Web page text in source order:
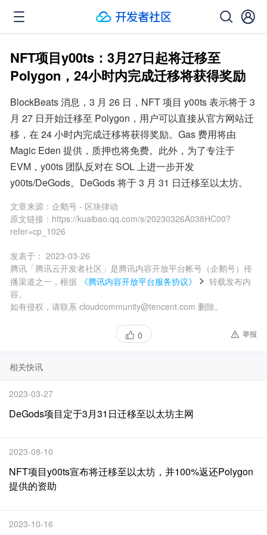
NFT项目y00ts：3月27日起将迁移至
Polygon，24小时内完成迁移将获得奖励
BlockBeats 消息，3 月 26 日，NFT 项目 y00ts 表示将于 3
月 27 日开始迁移至 Polygon，用户可以直接从官方网站迁
移，在 24 小时内完成迁移将获得奖励。Gas 费用将由
Magic Eden 提供，质押也将免费。此外，为了专注于
EVM，y00ts 团队反对在 SOL 上进一步开发
y00ts/DeGods。DeGods 将于 3 月 31 日迁移至以太坊。
文章来源： 企鹅号 - 区块律动
原文链接： https://kuaibao.qq.com/s/20230326A038HC00?
refer=cp_1026
发表于： 2023-03-26
腾讯「腾讯云开发者社区」是腾讯内容开放平台帐号（企鹅号）传
播渠道之一，根据
《腾讯内容开放平台服务协议》
转载发布内
容。
如有侵权，请联系 cloudcommunity@tencent.com 删除。
0 举报
相关快讯
2023-03-27
DeGods项目定于3月31日迁移至以太坊主网
2023-08-10
NFT项目y00ts宣布将迁移至以太坊，并100%返还Polygon
提供的资助
2023-10-16